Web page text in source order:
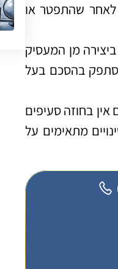
לאחר שהתפטר או
מן המעסיק
בהסכם בעל
בחוזה סעיפים
מתאימים על